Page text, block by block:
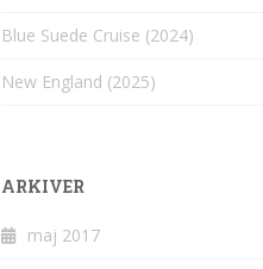
Blue Suede Cruise (2024)
New England (2025)
ARKIVER
maj 2017